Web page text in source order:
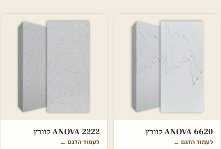
ANOVA 6620 קוורץ
לעמוד הדגם ←
ANOVA 2222 קוורץ
לעמוד הדגם ←